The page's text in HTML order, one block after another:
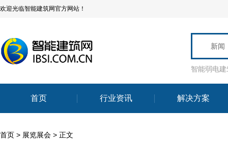
欢迎光临智能建筑网官方网站！
新闻
智能弱电建
首页 行业资讯 解决方案
首页 > 展览展会 > 正文